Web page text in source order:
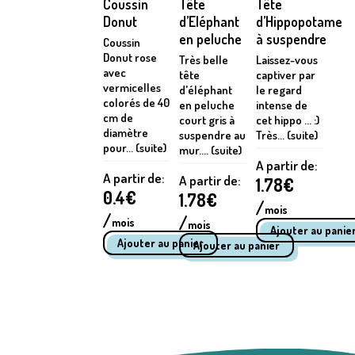
Coussin
Donut
Coussin
Donut rose
avec
vermicelles
colorés de 40
cm de
diamètre
pour... (suite)
A partir de:
0.4€
/mois
Tête
d’Eléphant
en peluche
Très belle
tête
d'éléphant
en peluche
court gris à
suspendre au
mur.... (suite)
A partir de:
1.78€
/mois
Tête
d’Hippopotame
à suspendre
Laissez-vous
captiver par
le regard
intense de
cet hippo ... :)
Très... (suite)
A partir de:
1.78€
/mois